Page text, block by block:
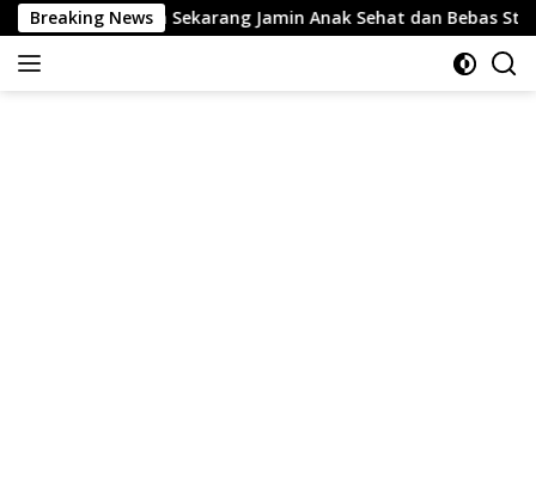
Langsung
ke
konten
Breaking News
Sekarang Jamin Anak Sehat dan Bebas Stunting